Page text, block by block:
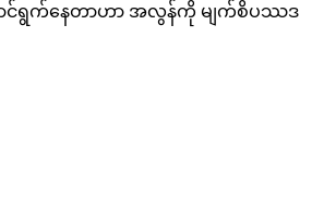
ရွက်နေတာဟာ အလွန်ကို မျက်စိပဿဒ